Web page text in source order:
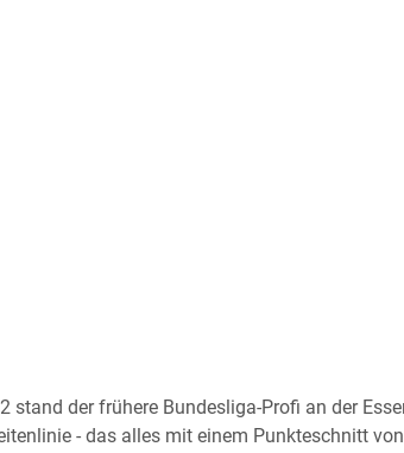
stand der frühere Bundesliga-Profi an der
- das alles mit einem Punkteschnitt